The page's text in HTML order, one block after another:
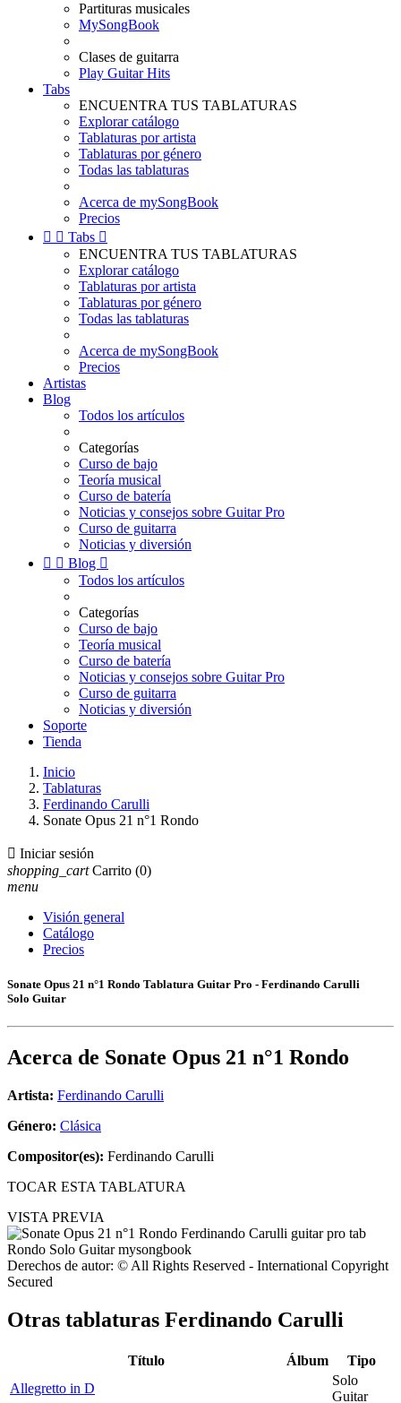
Partituras musicales
MySongBook
Clases de guitarra
Play Guitar Hits
Tabs
ENCUENTRA TUS TABLATURAS
Explorar catálogo
Tablaturas por artista
Tablaturas por género
Todas las tablaturas
Acerca de mySongBook
Precios
  Tabs 
ENCUENTRA TUS TABLATURAS
Explorar catálogo
Tablaturas por artista
Tablaturas por género
Todas las tablaturas
Acerca de mySongBook
Precios
Artistas
Blog
Todos los artículos
Categorías
Curso de bajo
Teoría musical
Curso de batería
Noticias y consejos sobre Guitar Pro
Curso de guitarra
Noticias y diversión
  Blog 
Todos los artículos
Categorías
Curso de bajo
Teoría musical
Curso de batería
Noticias y consejos sobre Guitar Pro
Curso de guitarra
Noticias y diversión
Soporte
Tienda
Inicio
Tablaturas
Ferdinando Carulli
Sonate Opus 21 n°1 Rondo
 Iniciar sesión
shopping_cart Carrito (0)
menu
Visión general
Catálogo
Precios
Sonate Opus 21 n°1 Rondo Tablatura Guitar Pro - Ferdinando Carulli
Solo Guitar
Acerca de Sonate Opus 21 n°1 Rondo
Artista: Ferdinando Carulli
Género: Clásica
Compositor(es): Ferdinando Carulli
TOCAR ESTA TABLATURA
VISTA PREVIA
Derechos de autor: © All Rights Reserved - International Copyright
Secured
Otras tablaturas Ferdinando Carulli
Título Álbum
Tipo
Allegretto in D
Solo
Guitar